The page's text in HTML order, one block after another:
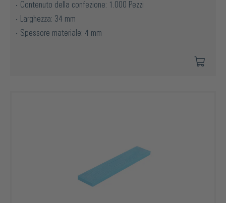
Contenuto della confezione: 1.000 Pezzi
Larghezza: 34 mm
Spessore materiale: 4 mm